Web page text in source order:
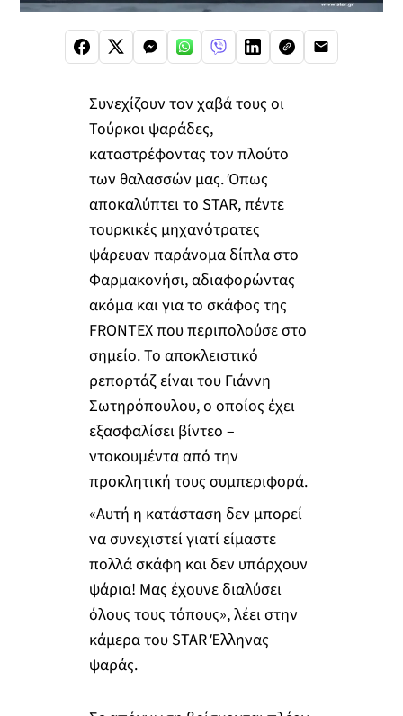
Συνεχίζουν τον χαβά τους οι
Τούρκοι ψαράδες,
καταστρέφοντας τον πλούτο
των θαλασσών μας. Όπως
αποκαλύπτει το STAR, πέντε
τουρκικές μηχανότρατες
ψάρευαν παράνομα δίπλα στο
Φαρμακονήσι, αδιαφορώντας
ακόμα και για το σκάφος της
FRONΤEX που περιπολούσε στο
σημείο. Το αποκλειστικό
ρεπορτάζ είναι του Γιάννη
Σωτηρόπουλου, ο οποίος έχει
εξασφαλίσει βίντεο –
ντοκουμέντα από την
προκλητική τους συμπεριφορά.
«Αυτή η κατάσταση δεν μπορεί
να συνεχιστεί γιατί είμαστε
πολλά σκάφη και δεν υπάρχουν
ψάρια! Μας έχουνε διαλύσει
όλους τους τόπους», λέει στην
κάμερα του STAR Έλληνας
ψαράς.